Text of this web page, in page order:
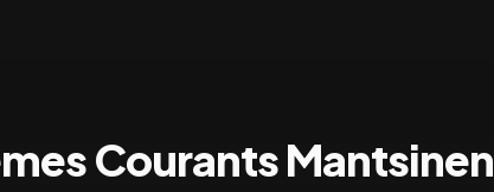
CourantsMantsinen